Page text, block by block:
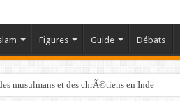
Figures Guide Débats
musulmans et des chrÃ©tiens en Inde